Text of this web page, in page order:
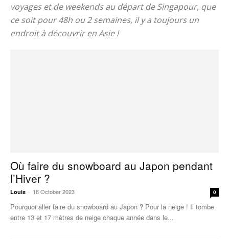
voyages et de weekends au départ de Singapour, que
ce soit pour 48h ou 2 semaines, il y a toujours un
endroit à découvrir en Asie !
Où faire du snowboard au Japon pendant
l’Hiver ?
Louis - 18 October 2023 0
Pourquoi aller faire du snowboard au Japon ? Pour la neige ! Il tombe
entre 13 et 17 mètres de neige chaque année dans le...